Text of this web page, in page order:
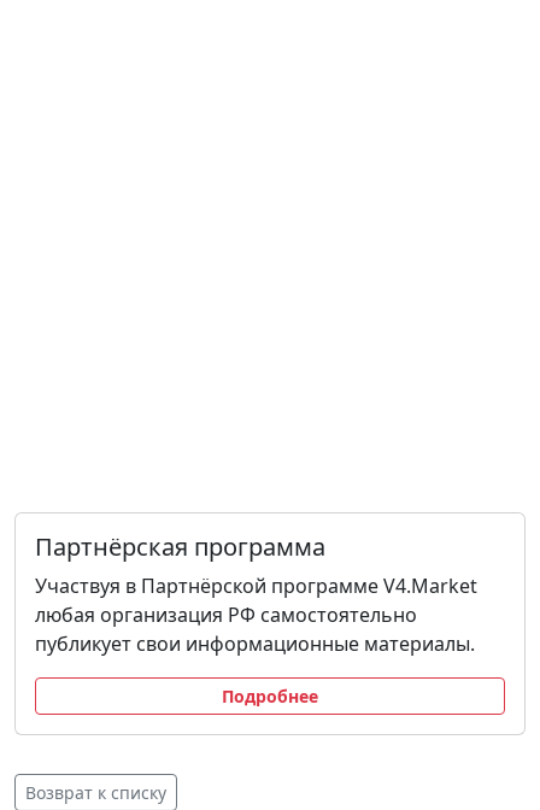
Партнёрская программа
Участвуя в Партнёрской программе V4.Market
любая организация РФ самостоятельно
публикует свои информационные материалы.
Подробнее
Возврат к списку